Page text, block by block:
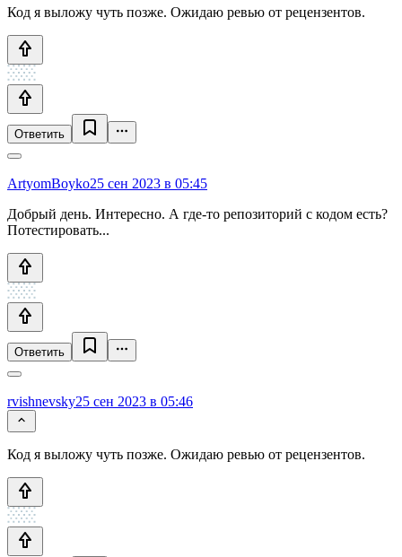
Код я выложу чуть позже. Ожидаю ревью от рецензентов.
Ответить
ArtyomBoyko25 сен 2023 в 05:45
Добрый день. Интересно. А где-то репозиторий с кодом есть?
Потестировать...
Ответить
rvishnevsky25 сен 2023 в 05:46
Код я выложу чуть позже. Ожидаю ревью от рецензентов.